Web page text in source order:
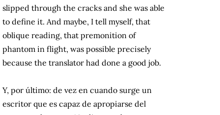
slipped through the cracks and she was able
to define it. And maybe, I tell myself, that
oblique reading, that premonition of
phantom in flight, was possible precisely
because the translator had done a good job.
Y, por último: de vez en cuando surge un
escritor que es capaz de apropiarse del